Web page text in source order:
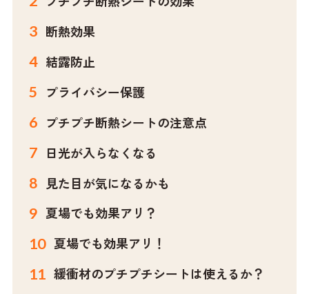
断熱効果
結露防止
プライバシー保護
プチプチ断熱シートの注意点
日光が入らなくなる
見た目が気になるかも
夏場でも効果アリ？
夏場でも効果アリ！
緩衝材のプチプチシートは使えるか？